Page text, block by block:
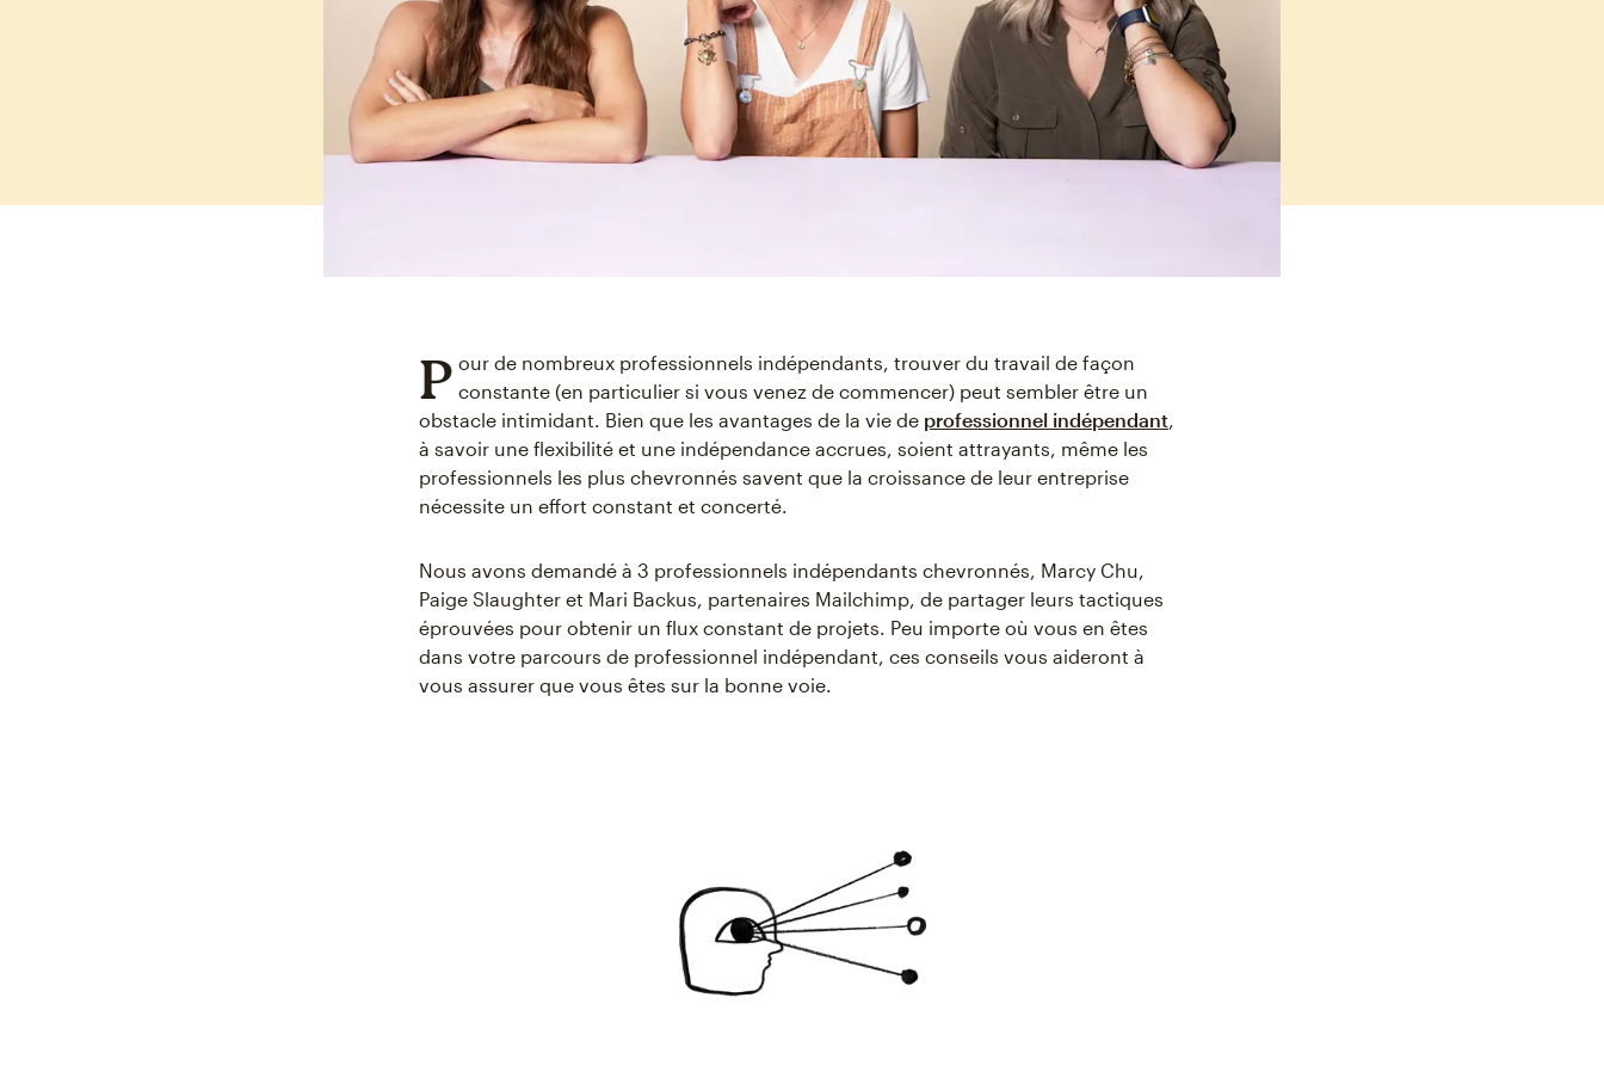
P our de nombreux professionnels indépendants, trouver du travail de façon
constante (en particulier si vous venez de commencer) peut sembler être un
obstacle intimidant. Bien que les avantages de la vie de professionnel indépendant,
à savoir une flexibilité et une indépendance accrues, soient attrayants, même les
professionnels les plus chevronnés savent que la croissance de leur entreprise
nécessite un effort constant et concerté.
Nous avons demandé à 3 professionnels indépendants chevronnés, Marcy Chu,
Paige Slaughter et Mari Backus, partenaires Mailchimp, de partager leurs tactiques
éprouvées pour obtenir un flux constant de projets. Peu importe où vous en êtes
dans votre parcours de professionnel indépendant, ces conseils vous aideront à
vous assurer que vous êtes sur la bonne voie.